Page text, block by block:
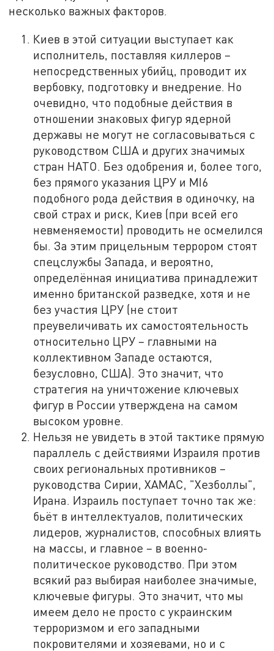
несколько важных факторов.
Киев в этой ситуации выступает как
исполнитель, поставляя киллеров –
непосредственных убийц, проводит их
вербовку, подготовку и внедрение. Но
очевидно, что подобные действия в
отношении знаковых фигур ядерной
державы не могут не согласовываться с
руководством США и других значимых
стран НАТО. Без одобрения и, более того,
без прямого указания ЦРУ и MI6
подобного рода действия в одиночку, на
свой страх и риск, Киев (при всей его
невменяемости) проводить не осмелился
бы. За этим прицельным террором стоят
спецслужбы Запада, и вероятно,
определённая инициатива принадлежит
именно британской разведке, хотя и не
без участия ЦРУ (не стоит
преувеличивать их самостоятельность
относительно ЦРУ – главными на
коллективном Западе остаются,
безусловно, США). Это значит, что
стратегия на уничтожение ключевых
фигур в России утверждена на самом
высоком уровне.
Нельзя не увидеть в этой тактике прямую
параллель с действиями Израиля против
своих региональных противников –
руководства Сирии, ХАМАС, "Хезболлы",
Ирана. Израиль поступает точно так же:
бьёт в интеллектуалов, политических
лидеров, журналистов, способных влиять
на массы, и главное – в военно-
политическое руководство. При этом
всякий раз выбирая наиболее значимые,
ключевые фигуры. Это значит, что мы
имеем дело не просто с украинским
терроризмом и его западными
покровителями и хозяевами, но и с